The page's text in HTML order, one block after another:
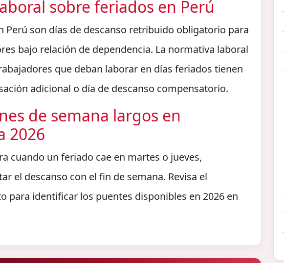
sobre feriados en Perú
Perú son días de descanso retribuido obligatorio para
bajo relación de dependencia. La normativa laboral
que deban laborar en días feriados tienen
adicional o día de descanso compensatorio.
de semana largos en
2026
cuando un feriado cae en martes o jueves,
el descanso con el fin de semana. Revisa el
para identificar los puentes disponibles en 2026 en